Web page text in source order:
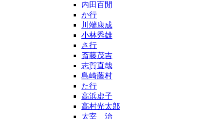
内田百閒
か行
川端康成
小林秀雄
さ行
斎藤茂吉
志賀直哉
島崎藤村
た行
高浜虚子
高村光太郎
太宰 治